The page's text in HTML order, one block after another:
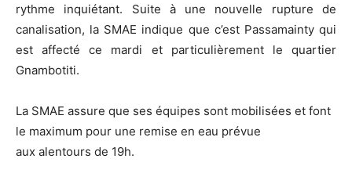
rythme inquiétant. Suite à une nouvelle rupture de
canalisation, la SMAE indique que c’est Passamainty qui
est affecté ce mardi et particulièrement le quartier
Gnambotiti.
La SMAE assure que ses équipes sont mobilisées et font
le maximum pour une remise en eau prévue
aux alentours de 19h.